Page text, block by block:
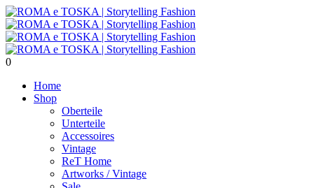
0
Home
Shop
Oberteile
Unterteile
Accessoires
Vintage
ReT Home
Artworks / Vintage